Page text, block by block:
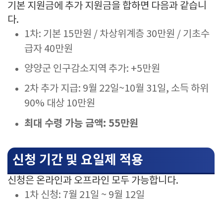
기본 지원금에 추가 지원금을 합하면 다음과 같습니
다.
1차: 기본 15만원 / 차상위계층 30만원 / 기초수
급자 40만원
양양군 인구감소지역 추가: +5만원
2차 추가 지급: 9월 22일~10월 31일, 소득 하위
90% 대상 10만원
최대 수령 가능 금액: 55만원
신청 기간 및 요일제 적용
신청은 온라인과 오프라인 모두 가능합니다.
1차 신청: 7월 21일 ~ 9월 12일